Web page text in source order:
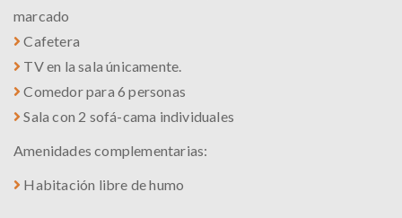
marcado
Cafetera
TV en la sala únicamente.
Comedor para 6 personas
Sala con 2 sofá-cama individuales
Amenidades complementarias:
Habitación libre de humo